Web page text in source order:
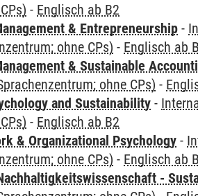
- Englisch ab B2
& Entrepreneurship -
ohne CPs) - Englisch ab
& Sustainable
ohne CPs) -
and Sustainability -
- Englisch ab B2
& Organizational Psychology -
ohne CPs) - Englisch ab
-